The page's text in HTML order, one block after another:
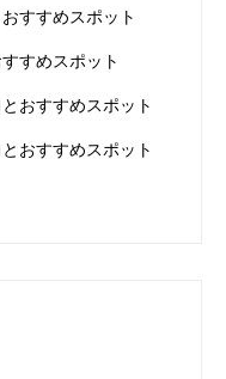
すすめスポット
すめスポット
おすすめスポット
おすすめスポット